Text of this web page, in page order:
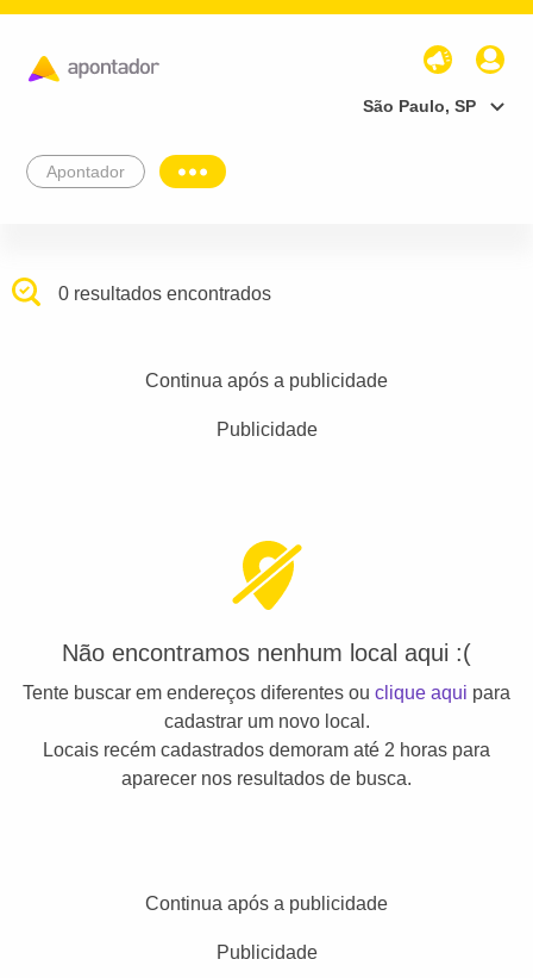
São Paulo, SP
Apontador
0 resultados encontrados
Continua após a publicidade
Publicidade
Não encontramos nenhum local aqui :(
Tente buscar em endereços diferentes ou clique aqui para
cadastrar um novo local.
Locais recém cadastrados demoram até 2 horas para
aparecer nos resultados de busca.
Continua após a publicidade
Publicidade